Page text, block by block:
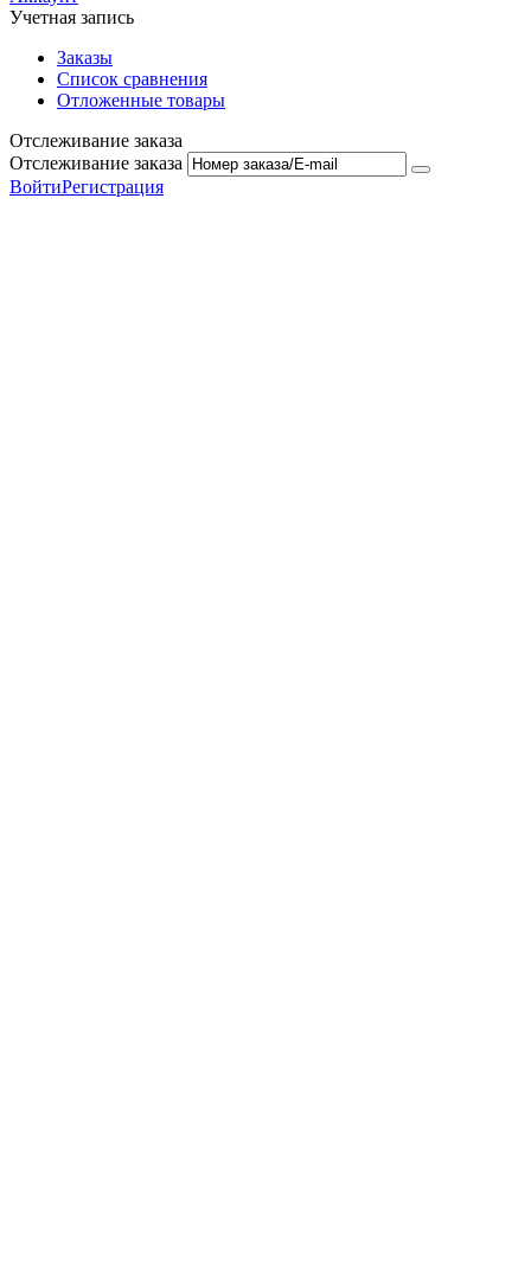
Учетная запись
Заказы
Список сравнения
Отложенные товары
Отслеживание заказа
Отслеживание заказа
ВойтиРегистрация